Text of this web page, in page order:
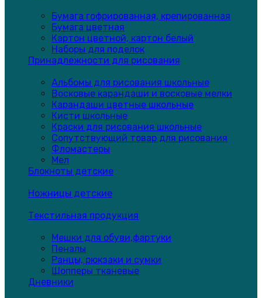
Бумага гофрированная, крепированная
Бумага цветная
Картон цветной, картон белый
Наборы для поделок
Принадлежности для рисования
Альбомы для рисования школьные
Восковые карандаши и восковые мелки
Карандаши цветные школьные
Кисти школьные
Краски для рисования школьные
Сопутствующий товар для рисования
Фломастеры
Мел
Блокноты детские
Ножницы детские
Текстильная продукция
Мешки для обуви,фартуки
Пеналы
Ранцы, рюкзаки и сумки
Шопперы тканевые
Дневники